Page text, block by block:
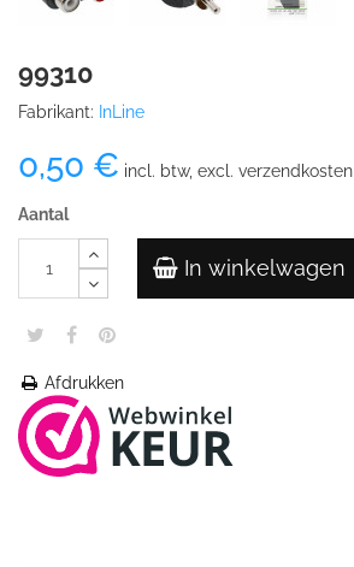
99310
Fabrikant: InLine
0,50 € incl. btw, excl. verzendkosten
Aantal
In winkelwagen
Afdrukken